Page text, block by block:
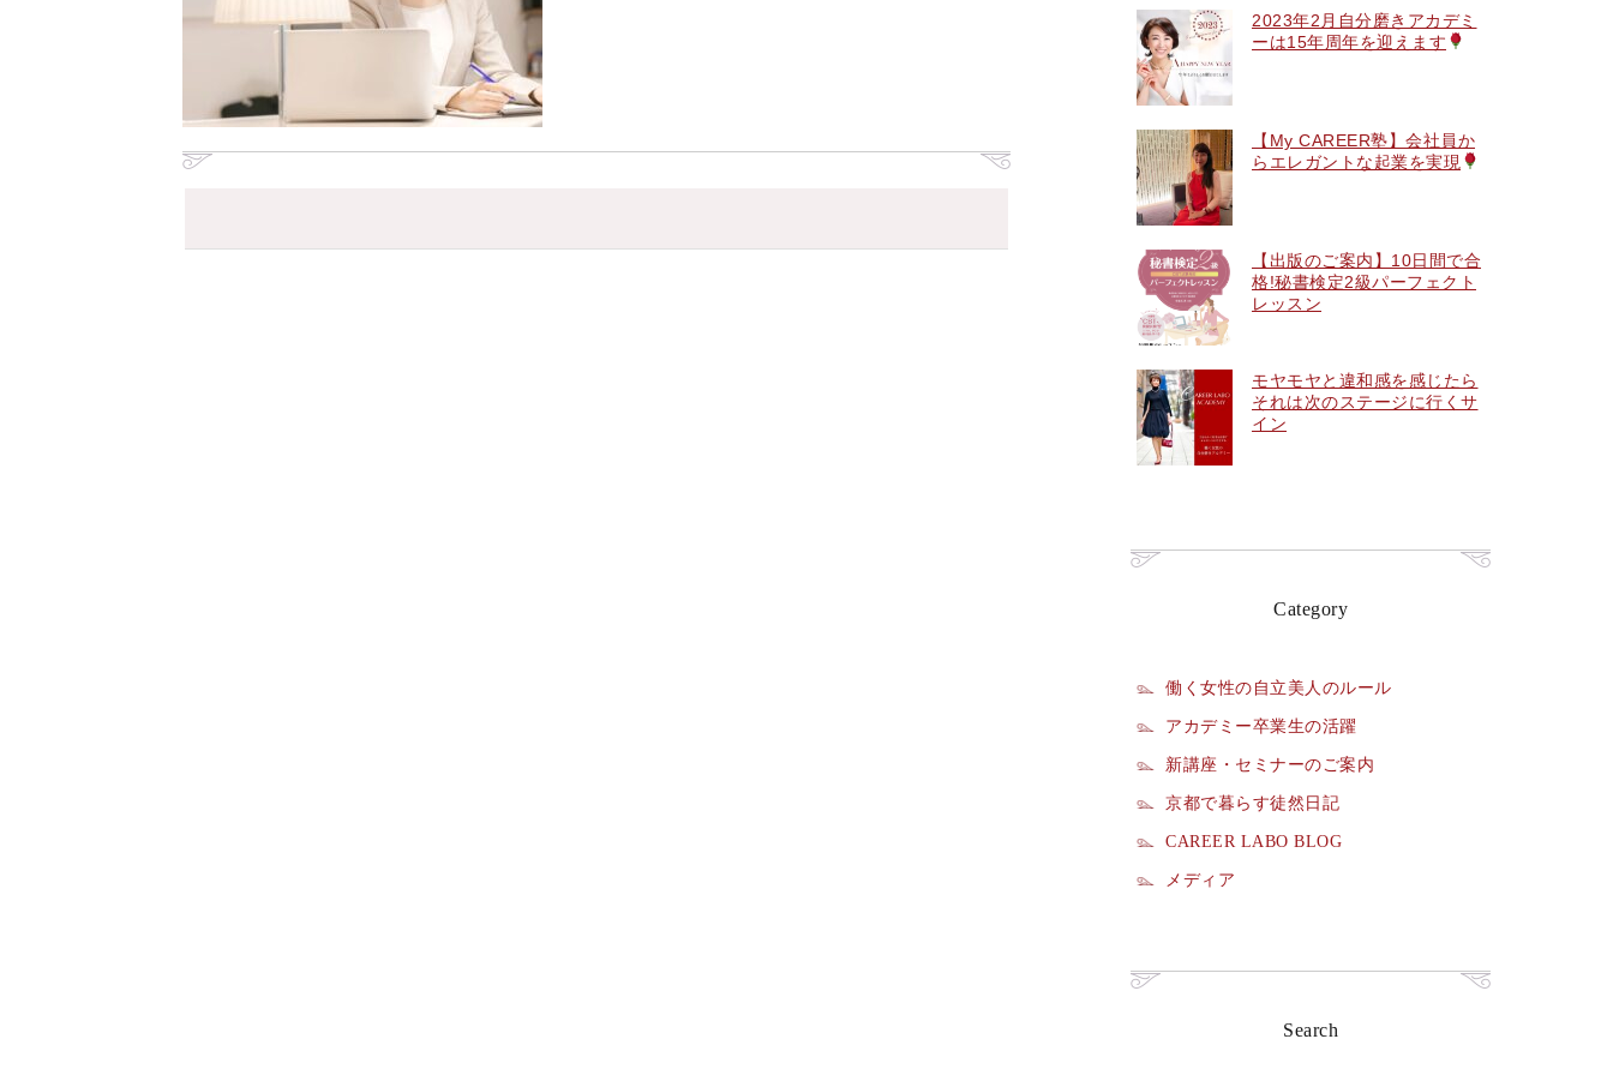
2023年2月自分磨きアカデミ
ーは15年周年を迎えます
【My CAREER塾】会社員か
らエレガントな起業を実現
【出版のご案内】10日間で合
格!秘書検定2級パーフェクト
レッスン
モヤモヤと違和感を感じたら
それは次のステージに行くサ
イン
Category
働く女性の自立美人のルール
アカデミー卒業生の活躍
新講座・セミナーのご案内
京都で暮らす徒然日記
CAREER LABO BLOG
メディア
Search